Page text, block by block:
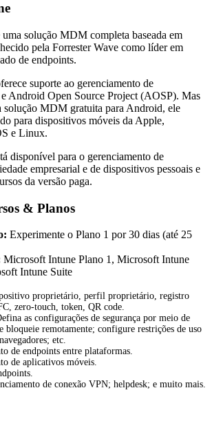
solução MDM completa baseada em
pela Forrester Wave como líder em
de endpoints.
suporte ao gerenciamento de
Android Open Source Project (AOSP). Mas
solução MDM gratuita para Android, ele
para dispositivos móveis da Apple,
e Linux.
disponível para o gerenciamento de
empresarial e de dispositivos pessoais e
da versão paga.
& Planos
Experimente o Plano 1 por 30 dias (até 25
Microsoft Intune Plano 1, Microsoft Intune
Intune Suite
proprietário, perfil proprietário, registro
zero-touch, token, QR code.
as configurações de segurança por meio de
bloqueie remotamente; configure restrições de uso
etc.
de endpoints entre plataformas.
de aplicativos móveis.
de conexão VPN; helpdesk; e muito mais.